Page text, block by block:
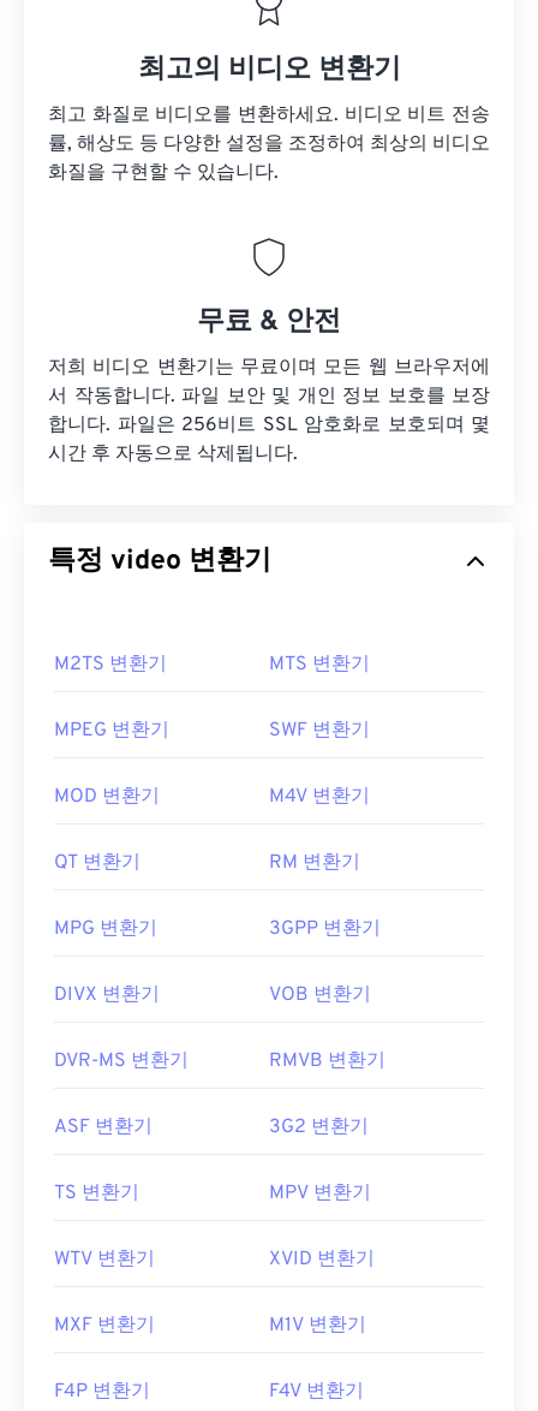
최고의 비디오 변환기
최고 화질로 비디오를 변환하세요. 비디오 비트 전송
률, 해상도 등 다양한 설정을 조정하여 최상의 비디오
화질을 구현할 수 있습니다.
무료 & 안전
저희 비디오 변환기는 무료이며 모든 웹 브라우저에
서 작동합니다. 파일 보안 및 개인 정보 보호를 보장
합니다. 파일은 256비트 SSL 암호화로 보호되며 몇
시간 후 자동으로 삭제됩니다.
특정 video 변환기
M2TS 변환기 MTS 변환기
MPEG 변환기 SWF 변환기
MOD 변환기 M4V 변환기
QT 변환기 RM 변환기
MPG 변환기 3GPP 변환기
DIVX 변환기 VOB 변환기
DVR-MS 변환기 RMVB 변환기
ASF 변환기 3G2 변환기
TS 변환기 MPV 변환기
WTV 변환기 XVID 변환기
MXF 변환기 M1V 변환기
F4P 변환기 F4V 변환기